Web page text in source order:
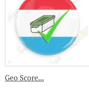
Geo Score...